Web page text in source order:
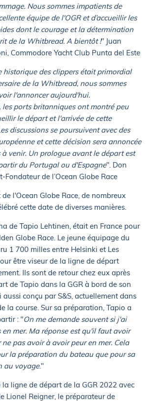
Nous sommes impatients de
équipe de l'OGR et d’accueillir les
dont le courage et la détermination
de la Whitbread. A bientôt !" Juan
Commodore Yacht Club Punta del Este
historique des clippers était primordial
de la Whitbread, nous sommes
l'annoncer aujourd'hui.
les ports britanniques ont montré peu
le départ et l'arrivée de cette
discussions se poursuivent avec des
et cette décision sera annoncée
à venir. Un prologue avant le départ est
du Portugal ou d'Espagne". Don
Fondateur de l’Ocean Globe Race
l'Ocean Globe Race, de nombreux
cette date de diverses manières.
de Tapio Lehtinen, était en France pour
Globe Race. Le jeune équipage du
1 700 milles entre Helsinki et Les
être viseur de la ligne de départ
Ils sont de retour chez eux après
de Tapio dans la GGR à bord de son
conçu par S&S, actuellement dans
la course. Sur sa préparation, Tapio a
: "On me demande souvent si j'ai
mer. Ma réponse est qu'il faut avoir
pas avoir à avoir peur en mer. Cela
la préparation du bateau que pour sa
au voyage."
ligne de départ de la GGR 2022 avec
Lionel Reigner, le préparateur de